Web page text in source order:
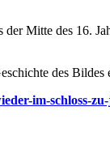
Mitte des 16.
des Bildes
im-schloss-